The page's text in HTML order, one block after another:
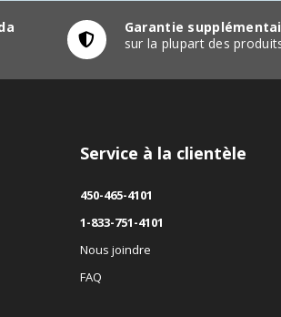
Garantie
sur la plupart des
Service à la clientèle
450-465-4101
1-833-751-4101
Nous joindre
FAQ